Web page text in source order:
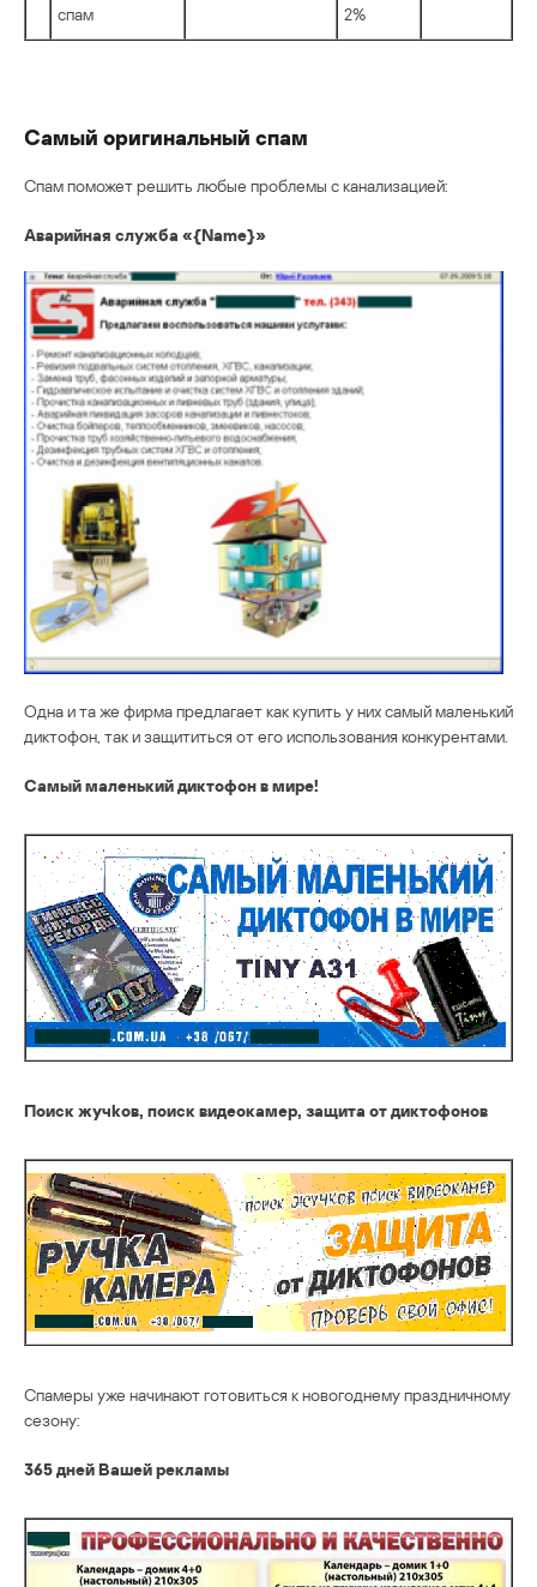
спам 2%
Самый оригинальный спам
Спам поможет решить любые проблемы с канализацией:
Аварийная служба «{Name}»
Одна и та же фирма предлагает как купить у них самый маленький
диктофон, так и защититься от его использования конкурентами.
Самый маленький диктoфон в мире!
Поиск жучkов, поиск видеoкамер, защита от диктофoнов
Спамеры уже начинают готовиться к новогоднему праздничному
сезону:
365 дней Вашей рекламы